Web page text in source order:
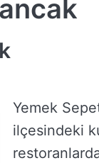
Yemek
ilçesindeki